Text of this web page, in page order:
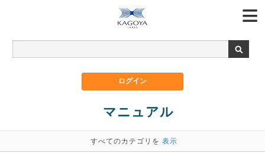
マニュアル
すべてのカテゴリを 表示